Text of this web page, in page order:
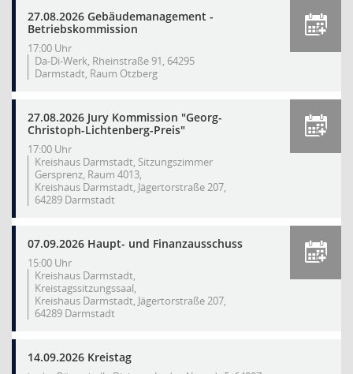
27.08.2026 Gebäudemanagement -
Betriebskommission
17:00 Uhr
Da-Di-Werk, Rheinstraße 91, 64295
Darmstadt, Raum Otzberg
27.08.2026 Jury Kommission "Georg-
Christoph-Lichtenberg-Preis"
17:00 Uhr
Kreishaus Darmstadt, Sitzungszimmer
Gersprenz, Raum 4013,
Kreishaus Darmstadt, Jägertorstraße 207,
64289 Darmstadt
07.09.2026 Haupt- und Finanzausschuss
15:00 Uhr
Kreishaus Darmstadt,
Kreistagssitzungssaal,
Kreishaus Darmstadt, Jägertorstraße 207,
64289 Darmstadt
14.09.2026 Kreistag